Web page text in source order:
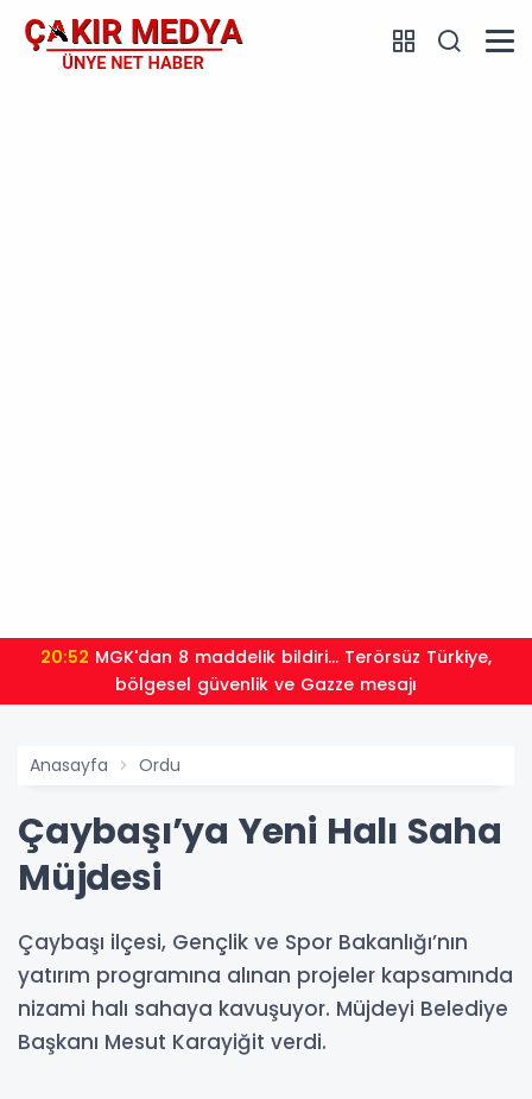
20:52
bölgesel güvenlik ve Gazze mesajı
Anasayfa Ordu
Çaybaşı’ya Yeni Halı Saha
Müjdesi
Çaybaşı ilçesi, Gençlik ve Spor Bakanlığı’nın
yatırım programına alınan projeler kapsamında
nizami halı sahaya kavuşuyor. Müjdeyi Belediye
Başkanı Mesut Karayiğit verdi.